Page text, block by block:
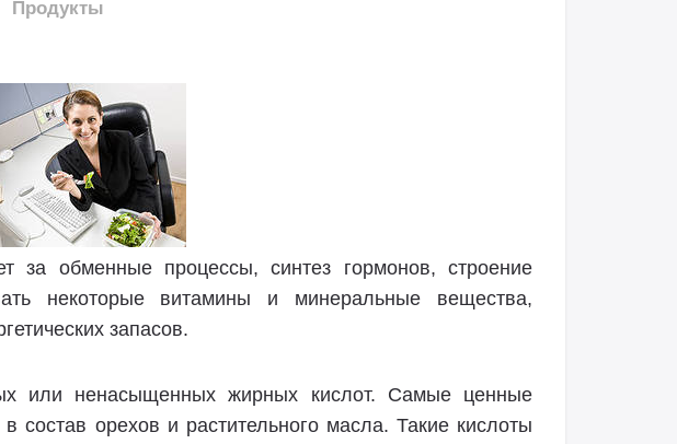
Продукты
за обменные процессы, синтез гормонов, строение
некоторые витамины и минеральные вещества,
запасов.
или ненасыщенных жирных кислот. Самые ценные
орехов и растительного масла. Такие кислоты